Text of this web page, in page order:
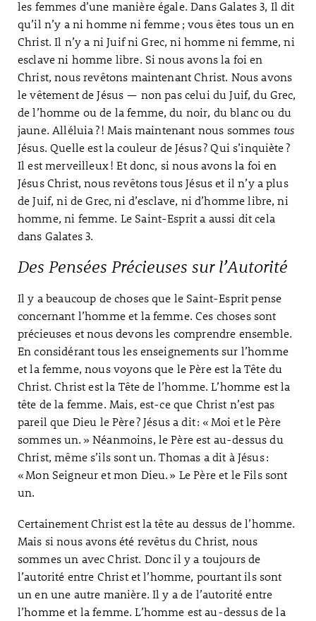
les femmes d’une manière égale. Dans Galates 3, Il dit
qu’il n’y a ni homme ni femme ; vous êtes tous un en
Christ. Il n’y a ni Juif ni Grec, ni homme ni femme, ni
esclave ni homme libre. Si nous avons la foi en
Christ, nous revêtons maintenant Christ. Nous avons
le vêtement de Jésus — non pas celui du Juif, du Grec,
de l’homme ou de la femme, du noir, du blanc ou du
jaune. Alléluia ? ! Mais maintenant nous sommes tous
Jésus. Quelle est la couleur de Jésus ? Qui s’inquiète ?
Il est merveilleux ! Et donc, si nous avons la foi en
Jésus Christ, nous revêtons tous Jésus et il n’y a plus
de Juif, ni de Grec, ni d’esclave, ni d’homme libre, ni
homme, ni femme. Le Saint-Esprit a aussi dit cela
dans Galates 3.
Des Pensées Précieuses sur l’Autorité
Il y a beaucoup de choses que le Saint-Esprit pense
concernant l’homme et la femme. Ces choses sont
précieuses et nous devons les comprendre ensemble.
En considérant tous les enseignements sur l’homme
et la femme, nous voyons que le Père est la Tête du
Christ. Christ est la Tête de l’homme. L’homme est la
tête de la femme. Mais, est-ce que Christ n’est pas
pareil que Dieu le Père ? Jésus a dit : « Moi et le Père
sommes un. » Néanmoins, le Père est au-dessus du
Christ, même s’ils sont un. Thomas a dit à Jésus :
« Mon Seigneur et mon Dieu. » Le Père et le Fils sont
un.
Certainement Christ est la tête au dessus de l’homme.
Mais si nous avons été revêtus du Christ, nous
sommes un avec Christ. Donc il y a toujours de
l’autorité entre Christ et l’homme, pourtant ils sont
un en une autre manière. Il y a de l’autorité entre
l’homme et la femme. L’homme est au-dessus de la